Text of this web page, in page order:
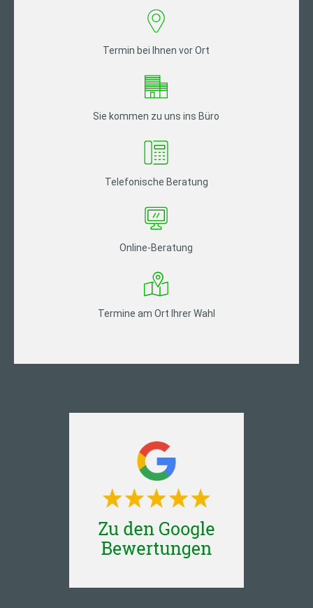
Termin bei Ihnen vor Ort
Sie kommen zu uns ins Büro
Telefonische Beratung
Online-Beratung
Termine am Ort Ihrer Wahl